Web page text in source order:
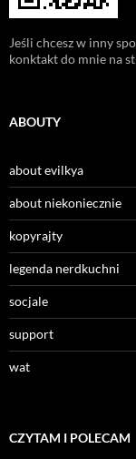
Jeśli chcesz w inny
konktakt do mnie na
ABOUTY
about evilkya
about niekoniecznie
kopyrajty
legenda nerdkuchni
socjale
support
wat
CZYTAM I POLECAM